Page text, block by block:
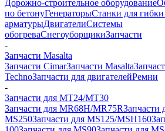
Дорожно-строительное оборудование
по бетонуГенераторыСтанки для гибки
арматурыДвигателиСистемы
обогреваСнегоуборщикиЗапчасти
-
Запчасти Masalta
Запчасти CimarЗапчасти Masalta
TechnoЗапчасти для двигателейРемни
-
Запчасти для MT24/MT30
Запчасти для MR68H/MR75RЗапчасти
MS250Запчасти для MS125/MSH160